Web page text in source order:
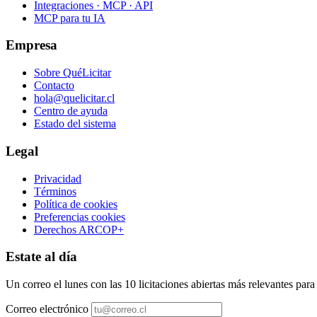
Integraciones · MCP · API
MCP para tu IA
Empresa
Sobre QuéLicitar
Contacto
hola@quelicitar.cl
Centro de ayuda
Estado del sistema
Legal
Privacidad
Términos
Política de cookies
Preferencias cookies
Derechos ARCOP+
Estate al día
Un correo el lunes con las 10 licitaciones abiertas más relevantes
Correo electrónico